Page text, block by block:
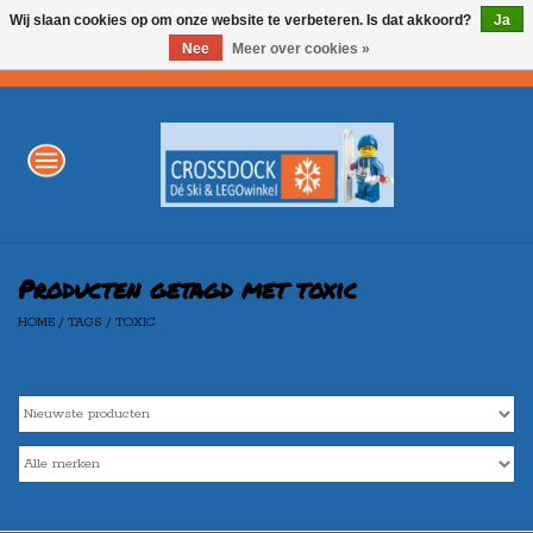
WINTERSPORT
LEGO
Merken
Producten getagd met toxic
HOME / TAGS / TOXIC
Wij slaan cookies op om onze website te verbeteren. Is dat akkoord?
Ja
Nee
Meer over cookies »